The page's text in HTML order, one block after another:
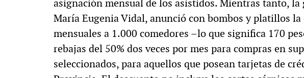
asignación mensual de los asistidos. Mientras tanto, la
María Eugenia Vidal, anunció con bombos y platillos la
mensuales a 1.000 comedores –lo que significa 170
rebajas del 50% dos veces por mes para compras en
seleccionados, para aquellos que posean tarjetas de